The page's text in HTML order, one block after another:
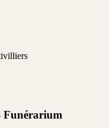
Funérarium